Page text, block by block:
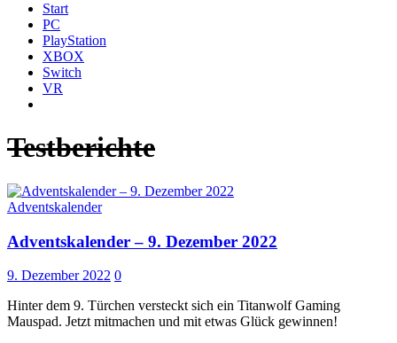
Start
PC
PlayStation
XBOX
Switch
VR
Testberichte
Adventskalender
Adventskalender – 9. Dezember 2022
9. Dezember 2022 0
Hinter dem 9. Türchen versteckt sich ein Titanwolf Gaming
Mauspad. Jetzt mitmachen und mit etwas Glück gewinnen!